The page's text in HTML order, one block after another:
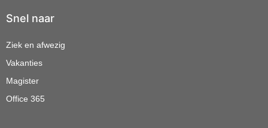
Snel naar
Ziek en afwezig
Vakanties
Magister
Office 365